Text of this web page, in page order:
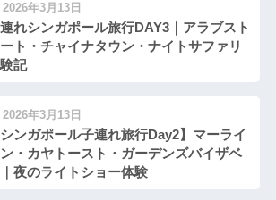
2026年3月13日
れシンガポール旅行DAY3｜アラブスト
ト・チャイナタウン・ナイトサファリ
記
2026年3月13日
シンガポール子連れ旅行Day2】マーライ
・カヤトースト・ガーデンズバイザベ
夜のライトショー体験